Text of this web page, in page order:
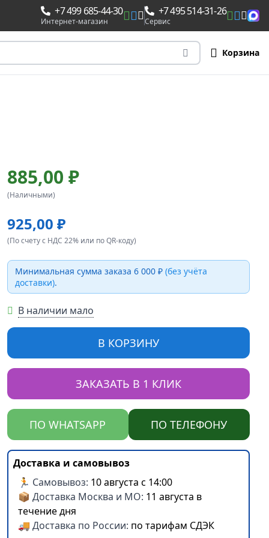
+7 499 685-44-30
Интернет-магазин
+7 495 514-31-26
Сервис
Корзина
885,00 ₽
(Наличными)
925,00 ₽
(По счету с НДС 22% или по QR-коду)
Минимальная сумма заказа 6 000 ₽ (без учёта
доставки).
В наличии мало
В КОРЗИНУ
ЗАКАЗАТЬ В 1 КЛИК
ПО WHATSAPP ПО ТЕЛЕФОНУ
Доставка и самовывоз
🏃 Самовывоз: 10 августа с 14:00
📦 Доставка Москва и МО: 11 августа в
течение дня
🚚 Доставка по России: по тарифам СДЭК